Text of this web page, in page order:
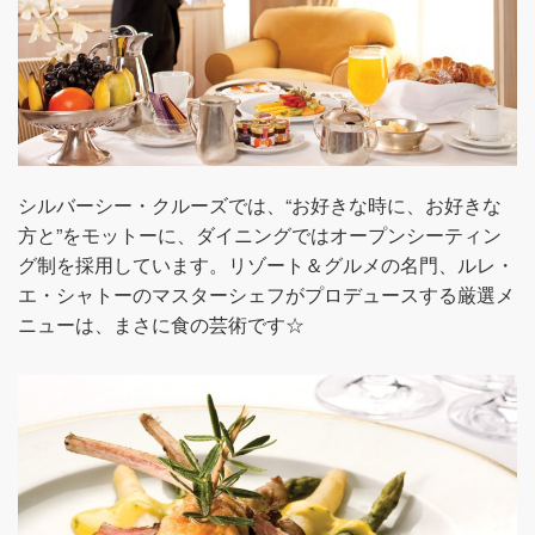
シルバーシー・クルーズでは、“お好きな時に、お好きな
方と”をモットーに、ダイニングではオープンシーティン
グ制を採用しています。リゾート＆グルメの名門、ルレ・
エ・シャトーのマスターシェフがプロデュースする厳選メ
ニューは、まさに食の芸術です☆